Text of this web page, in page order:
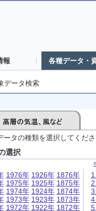
報 各種データ・
データ検索
タの種類を選択してくだ
選択
1976年
1975年
1974年
1973年
1972年
1926年
1925年
1924年
1923年
1922年
1876年
1875年
1874年
1873年
1872年